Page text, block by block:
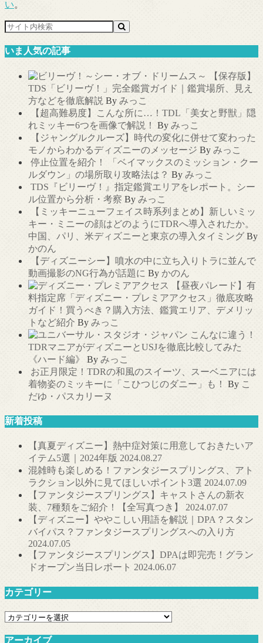
い。
いま人気の記事
【保存版】
TDS「ビリーヴ！」完全鑑賞ガイド｜鑑賞場所、見え
方などを徹底解説 By みっこ
【超高難易度】こんな所に…！TDL「美女と野獣」隠
れミッキー6つを画像で解説！
By みっこ
【ジャングルクルーズ】時代の変化に併せて変わった
モノからわかるディズニーのメッセージ By みっこ
停止位置を紹介！ 「ベイマックスのミッション・クー
ルダウン」の場所取り攻略法は？ By みっこ
TDS『ビリーヴ！』指定鑑賞エリアをレポート。シー
ル位置から分析・考察 By みっこ
【ミッキーニューフェイス時系列まとめ】新しいミッ
キー・ミニーの顔はどのようにTDRへ導入されたか。
中国、パリ、米ディズニーと東京の導入タイミング By
かのん
【ディズニーシー】噴水の中に立ち入りトラに並んで
動画撮影のNG行為が話題に By かのん
【昼夜パレード】有
料指定席「ディズニー・プレミアアクセス」徹底攻略
ガイド！買うべき？購入方法、鑑賞エリア、デメリッ
トなど紹介 By みっこ
こんなに違う！
TDRマニアがディズニーとUSJを徹底比較してみた
《ハード編》
By みっこ
お正月限定！TDRの和風のスイーツ、スーベニアには
着物姿のミッキーに「こひつじのダニー」も！
By こ
だゆ・パスカリーヌ
新着投稿
【真夏ディズニー】熱中症対策に用意しておきたいア
イテム5選｜2024年版 2024.08.27
混雑時も楽しめる！ファンタジースプリングス、アト
ラクション以外に見てほしいポイント3選 2024.07.09
【ファンタジースプリングス】キャストさんの新衣
装、7種類をご紹介！【全写真つき】 2024.07.07
【ディズニー】ややこしい用語を解説｜DPA？スタン
バイパス？ファンタジースプリングスへの入り方
2024.07.05
【ファンタジースプリングス】DPAは即完売！グラン
ドオープン当日レポート 2024.06.07
カテゴリー
カ
ゴ
アーカイブ